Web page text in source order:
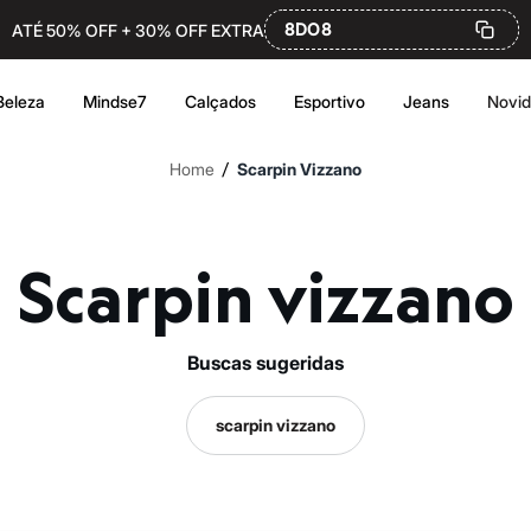
ATÉ 50% OFF + 30% OFF EXTRA 8DO8
Mindse7 Calçados Esportivo Jeans
Home / Scarpin Vizzano
Scarpin vizzano
buscas sugeridas
scarpin vizzano